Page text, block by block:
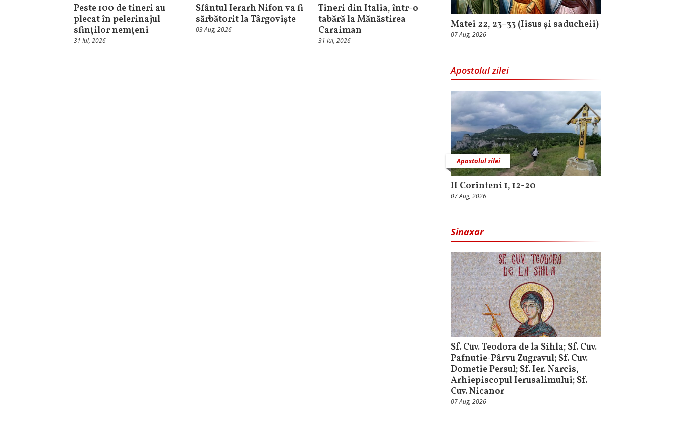
Peste 100 de tineri au
plecat în pelerinajul
sfinților nemțeni
31 Iul, 2026
Sfântul Ierarh Nifon va fi
sărbătorit la Târgoviște
03 Aug, 2026
Tineri din Italia, într-o
tabără la Mănăstirea
Caraiman
31 Iul, 2026
Matei 22, 23–33 (Iisus și saducheii)
07 Aug, 2026
Apostolul zilei
Apostolul zilei
II Corinteni 1, 12-20
07 Aug, 2026
Sinaxar
Sf. Cuv. Teodora de la Sihla; Sf. Cuv.
Pafnutie-Pârvu Zugravul; Sf. Cuv.
Dometie Persul; Sf. Ier. Narcis,
Arhiepiscopul Ierusalimului; Sf.
Cuv. Nicanor
07 Aug, 2026